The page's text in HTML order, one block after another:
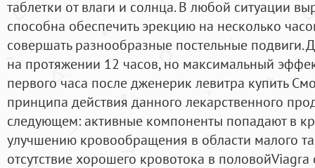
таблетки от влаги и солнца. В любой ситуации
способна обеспечить эрекцию на несколько
совершать разнообразные постельные подвиги.
на протяжении 12 часов, но максимальный
первого часа после дженерик левитра купить
принципа действия данного лекарственного
следующем: активные компоненты попадают в
улучшению кровообращения в области малого
отсутствие хорошего кровотока в